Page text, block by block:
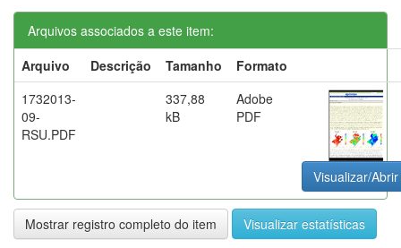
Arquivos associados a este item:
Arquivo
Descrição Tamanho
Formato
1732013-
09-
RSU.PDF
337,88
kB
Adobe
PDF
Visualizar/Abrir
Mostrar registro completo do item Visualizar estatísticas